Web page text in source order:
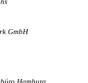
GmbH
Hamburg